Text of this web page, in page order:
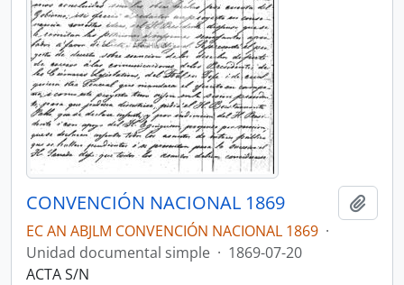
CONVENCIÓN NACIONAL 1869
EC AN ABJLM CONVENCIÓN NACIONAL 1869 ·
Unidad documental simple · 1869-07-20
ACTA S/N